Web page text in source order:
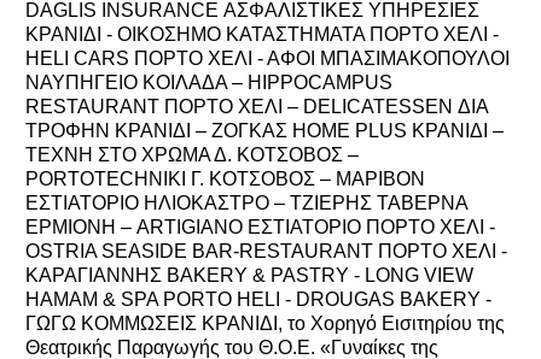
DAGLIS INSURANCE ΑΣΦΑΛΙΣΤΙΚΕΣ ΥΠΗΡΕΣΙΕΣ
ΚΡΑΝΙΔΙ - ΟΙΚΟΣΗΜΟ ΚΑΤΑΣΤΗΜΑΤΑ ΠΟΡΤΟ ΧΕΛΙ -
HELI CARS ΠΟΡΤΟ ΧΕΛΙ - ΑΦΟΙ ΜΠΑΣΙΜΑΚΟΠΟΥΛΟΙ
ΝΑΥΠΗΓΕΙΟ ΚΟΙΛΑΔΑ – HIPPOCAMPUS
RESTAURANT ΠΟΡΤΟ ΧΕΛΙ – DELICATESSEN ΔΙΑ
ΤΡΟΦΗΝ KΡΑΝΙΔΙ – ΖΟΓΚΑΣ HOME PLUS ΚΡΑΝΙΔΙ –
ΤΕΧΝΗ ΣΤΟ ΧΡΩΜΑ Δ. ΚΟΤΣΟΒΟΣ –
PORTOTECHNIKI Γ. ΚΟΤΣΟΒΟΣ – ΜΑΡΙΒΟΝ
ΕΣΤΙΑΤΟΡΙΟ ΗΛΙΟΚΑΣΤΡΟ – TZIEΡΗΣ ΤΑΒΕΡΝΑ
ΕΡΜΙΟΝΗ – ARTIGIANO ΕΣΤΙΑΤΟΡΙΟ ΠΟΡΤΟ ΧΕΛΙ -
OSTRIA SEASIDE BAR-RESTAURANT ΠΟΡΤΟ ΧΕΛΙ -
ΚΑΡΑΓΙΑΝΝΗΣ BAKERY & PASTRY - LONG VIEW
HAMAM & SPA PORTO HELI - DROUGAS BAKERY -
ΓΩΓΩ ΚΟΜΜΩΣΕΙΣ ΚΡΑΝΙΔΙ, το Χορηγό Εισιτηρίου της
Θεατρικής Παραγωγής του Θ.Ο.Ε. «Γυναίκες της